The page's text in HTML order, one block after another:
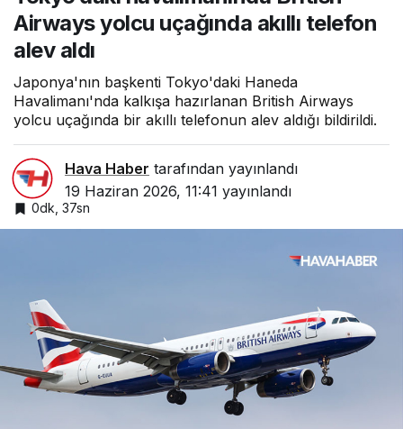
akıllı telefon alev aldı
Airways yolcu uçağında akıllı telefon
alev aldı
Japonya'nın başkenti Tokyo'daki Haneda
Havalimanı'nda kalkışa hazırlanan British Airways
yolcu uçağında bir akıllı telefonun alev aldığı bildirildi.
Hava Haber tarafından yayınlandı
19 Haziran 2026, 11:41 yayınlandı
0dk, 37sn